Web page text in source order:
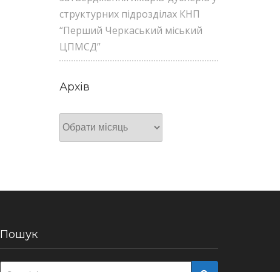
структурних підрозділах КНП
“Перший Черкаський міський
ЦПМСД”
Архів
Архів
Пошук